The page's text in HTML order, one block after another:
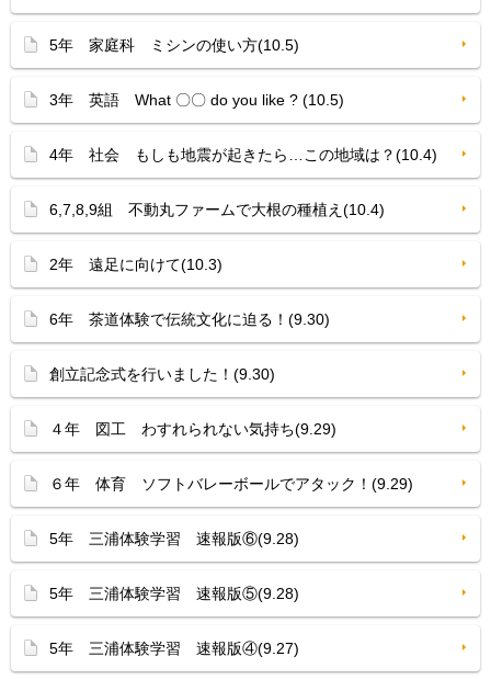
5年 家庭科 ミシンの使い方(10.5)
3年 英語 What 〇〇 do you like ? (10.5)
4年 社会 もしも地震が起きたら…この地域は？(10.4)
6,7,8,9組 不動丸ファームで大根の種植え(10.4)
2年 遠足に向けて(10.3)
6年 茶道体験で伝統文化に迫る！(9.30)
創立記念式を行いました！(9.30)
４年 図工 わすれられない気持ち(9.29)
６年 体育 ソフトバレーボールでアタック！(9.29)
5年 三浦体験学習 速報版⑥(9.28)
5年 三浦体験学習 速報版⑤(9.28)
5年 三浦体験学習 速報版④(9.27)